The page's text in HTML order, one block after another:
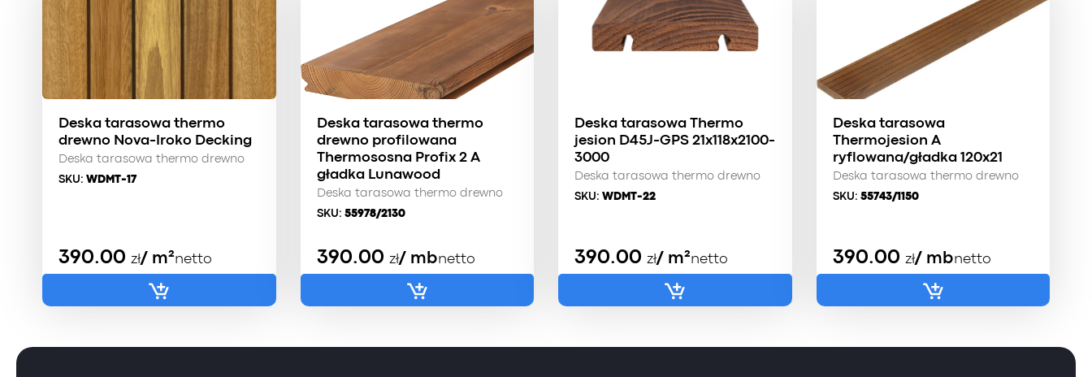
Deska tarasowa thermo
drewno Nova-Iroko Decking
Deska tarasowa thermo drewno
SKU: WDMT-17
390.00 zł/ m²netto
Deska tarasowa thermo
drewno profilowana
Thermososna Profix 2 A
gładka Lunawood
Deska tarasowa thermo drewno
SKU: 55978/2130
390.00 zł/ mbnetto
Deska tarasowa Thermo
jesion D45J-GPS 21x118x2100-
3000
Deska tarasowa thermo drewno
SKU: WDMT-22
390.00 zł/ m²netto
Deska tarasowa
Thermojesion A
ryflowana/gładka 120x21
Deska tarasowa thermo drewno
SKU: 55743/1150
390.00 zł/ mbnetto